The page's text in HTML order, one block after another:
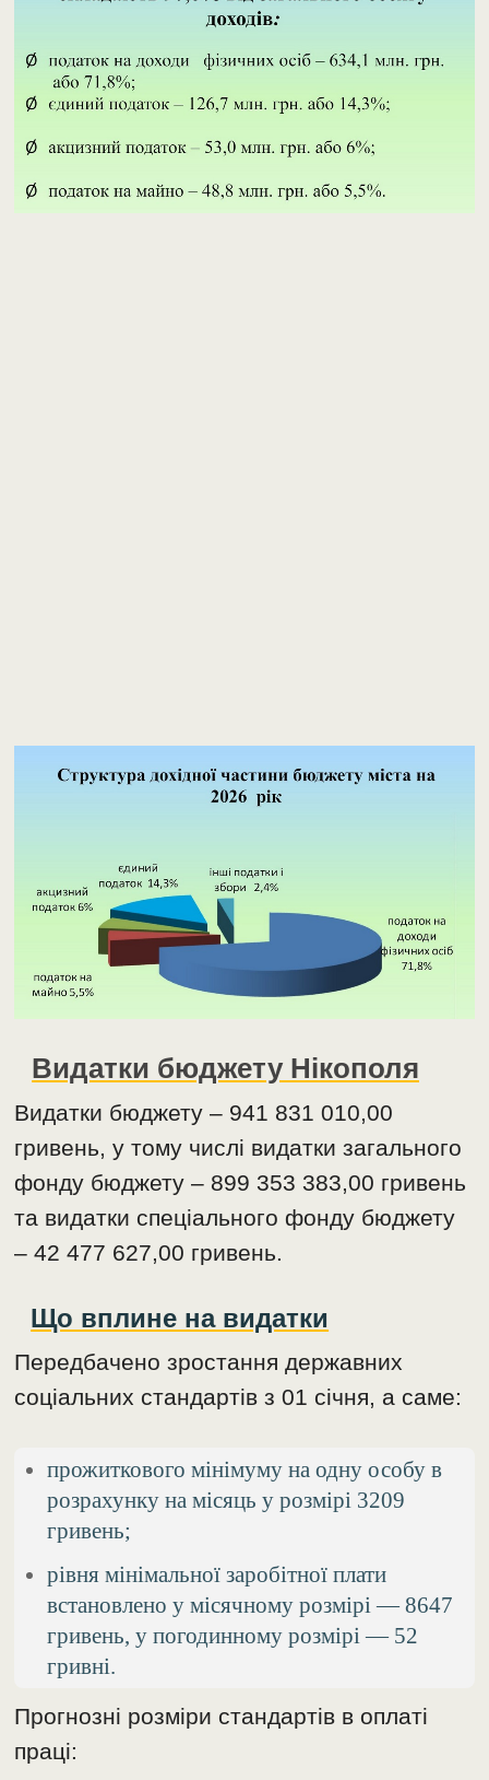
Видатки бюджету Нікополя
Видатки бюджету – 941 831 010,00
гривень, у тому числі видатки загального
фонду бюджету – 899 353 383,00 гривень
та видатки спеціального фонду бюджету
– 42 477 627,00 гривень.
Що вплине на видатки
Передбачено зростання державних
соціальних стандартів з 01 січня, а саме:
прожиткового мінімуму на одну особу в
розрахунку на місяць у розмірі 3209
гривень;
рівня мінімальної заробітної плати
встановлено у місячному розмірі — 8647
гривень, у погодинному розмірі — 52
гривні.
Прогнозні розміри стандартів в оплаті
праці: